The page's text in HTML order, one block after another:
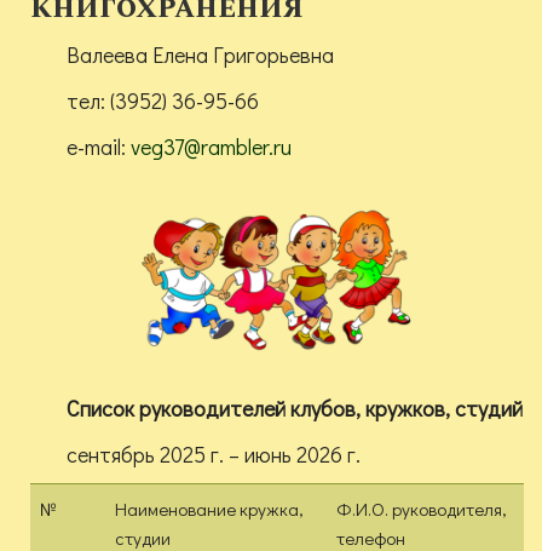
Валеева Елена Григорьевна
тел: (3952) 36-95-66
e-mail: veg37@rambler.ru
Список руководителей клубов, кружков, студий
сентябрь 2025 г. – июнь 2026 г.
№
Наименование кружка,
студии
Ф.И.О. руководителя,
телефон